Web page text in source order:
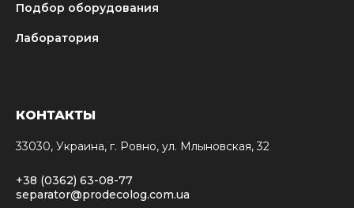
Подбор оборудования
Лаборатория
КОНТАКТЫ
33030, Украина, г. Ровно, ул. Млыновская, 32
+38 (0362) 63-08-77
separator@prodecolog.com.ua